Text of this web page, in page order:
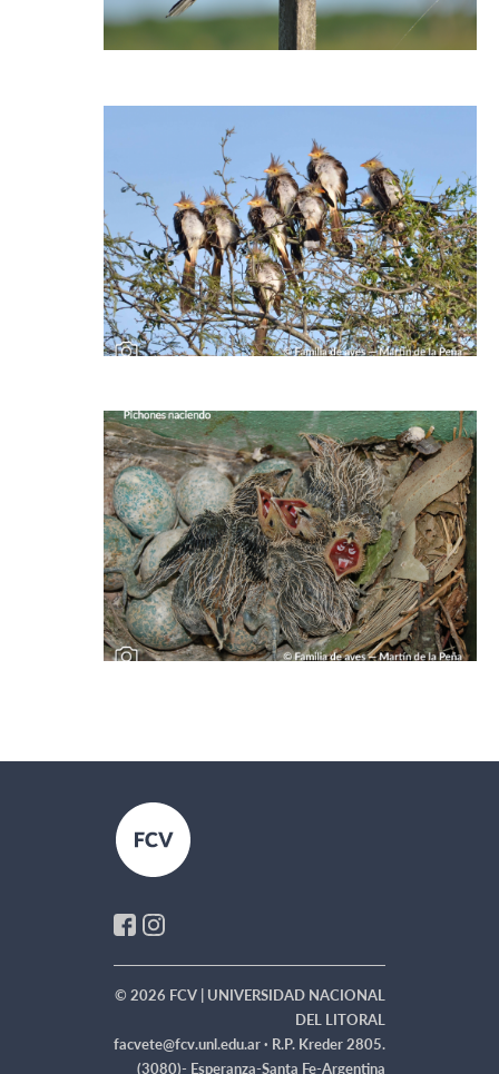
© 2026 FCV | UNIVERSIDAD NACIONAL
DEL LITORAL
facvete@fcv.unl.edu.ar · R.P. Kreder 2805.
(3080)- Esperanza-Santa Fe-Argentina